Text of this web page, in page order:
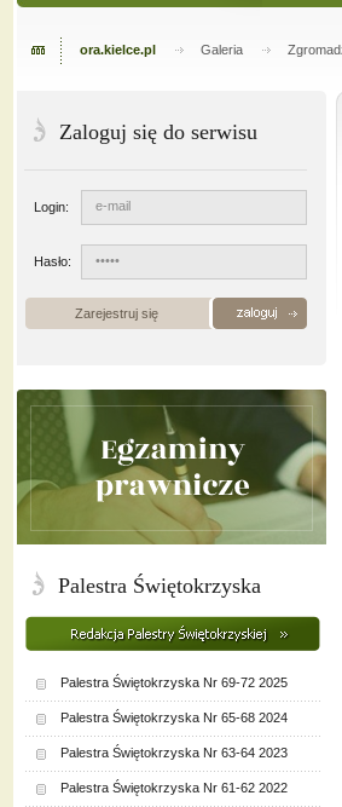
ora.kielce.pl Galeria
Zaloguj się do serwisu
Login:
Hasło:
Zarejestruj się
Palestra Świętokrzyska
Palestra Świętokrzyska Nr 69-72 2025
Palestra Świętokrzyska Nr 65-68 2024
Palestra Świętokrzyska Nr 63-64 2023
Palestra Świętokrzyska Nr 61-62 2022